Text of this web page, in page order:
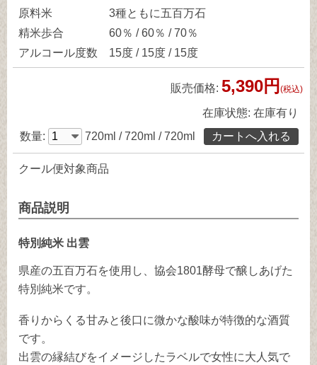
原料米
3種ともに五百万石
精米歩合
60％ / 60％ / 70％
アルコール度数
15度 / 15度 / 15度
販売価格: 5,390円 (税込)
在庫状態: 在庫有り
数量:
720ml / 720ml / 720ml
クール便対象商品
商品説明
特別純米 出雲
県産の五百万石を使用し、協会1801酵母で醸しあげた
特別純米です。
香りからくる甘みと後口に微かな酸味が特徴的な酒質
です。
出雲の縁結びをイメージしたラベルで女性に大人気で